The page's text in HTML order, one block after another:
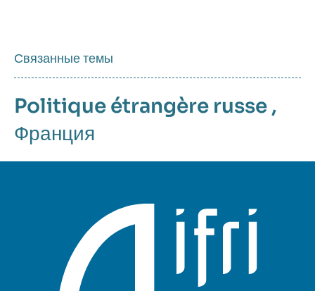
Связанные темы
Politique étrangère russe ,
Франция